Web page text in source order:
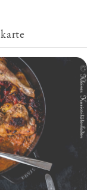
auf
Kartoffeln